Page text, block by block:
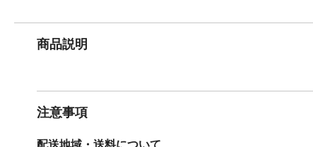
商品説明
注意事項
配送地域・送料について